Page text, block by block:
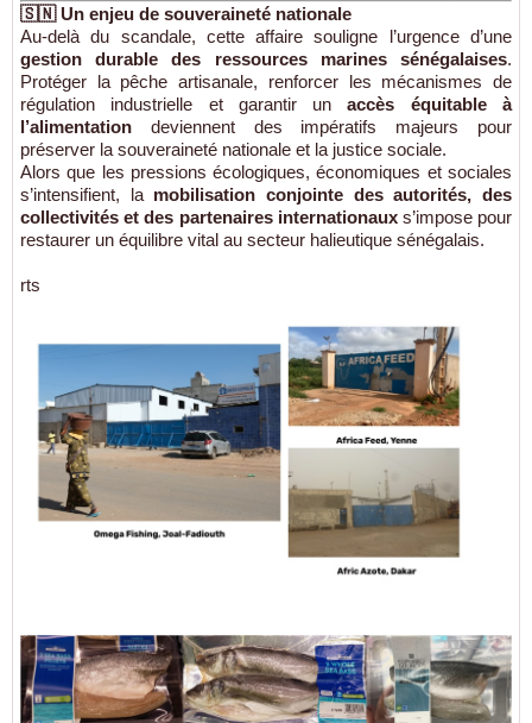
🇸🇳 Un enjeu de souveraineté nationale
Au-delà du scandale, cette affaire souligne l’urgence d’une
gestion durable des ressources marines sénégalaises.
Protéger la pêche artisanale, renforcer les mécanismes de
régulation industrielle et garantir unaccès équitable à
l’alimentation deviennent des impératifs majeurs pour
préserver la souveraineté nationale et la justice sociale.
Alors que les pressions écologiques, économiques et sociales
s’intensifient, la mobilisation conjointe des autorités, des
collectivités et des partenaires internationauxs’impose pour
restaurer un équilibre vital au secteur halieutique sénégalais.
rts